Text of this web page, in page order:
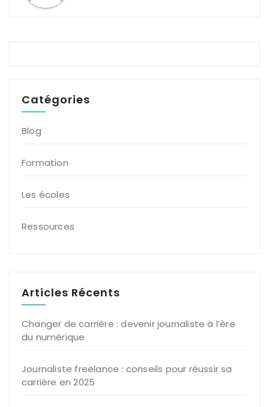
Catégories
Blog
Formation
Les écoles
Ressources
Articles Récents
Changer de carrière : devenir journaliste à l’ère
du numérique
Journaliste freelance : conseils pour réussir sa
carrière en 2025